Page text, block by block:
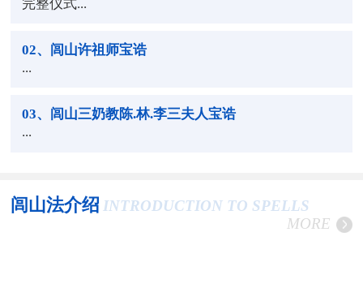
完整仪式...
02、闾山许祖师宝诰
...
03、闾山三奶教陈.林.李三夫人宝诰
...
闾山法介绍 INTRODUCTION TO SPELLS
MORE